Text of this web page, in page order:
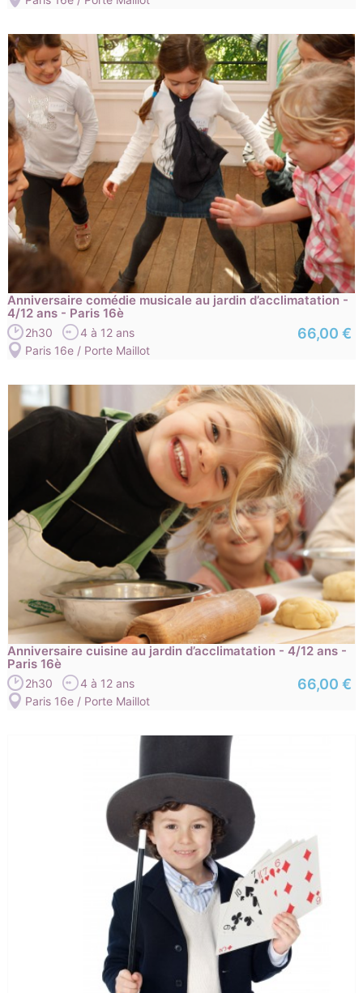
Anniversaire comédie musicale au jardin d’acclimatation -
4/12 ans - Paris 16è
2h30
4 à 12 ans
Paris 16e / Porte Maillot
66,00 €
Anniversaire cuisine au jardin d’acclimatation - 4/12 ans -
Paris 16è
2h30
4 à 12 ans
Paris 16e / Porte Maillot
66,00 €